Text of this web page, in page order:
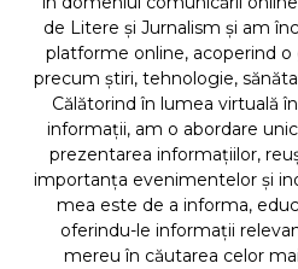
de Litere și Jurnalism și am
platforme online, acoperind
precum știri, tehnologie,
Călătorind în lumea virtuală
informații, am o abordare
prezentarea informațiilor,
importanța evenimentelor și
mea este de a informa,
oferindu-le informații
mereu în căutarea celor